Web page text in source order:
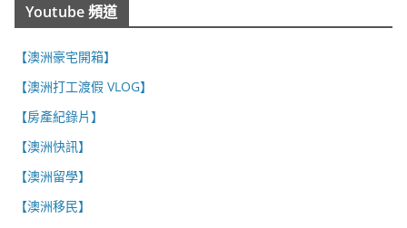
Youtube 頻道
【澳洲豪宅開箱】
【澳洲打工渡假 VLOG】
【房產紀錄片】
【澳洲快訊】
【澳洲留學】
【澳洲移民】